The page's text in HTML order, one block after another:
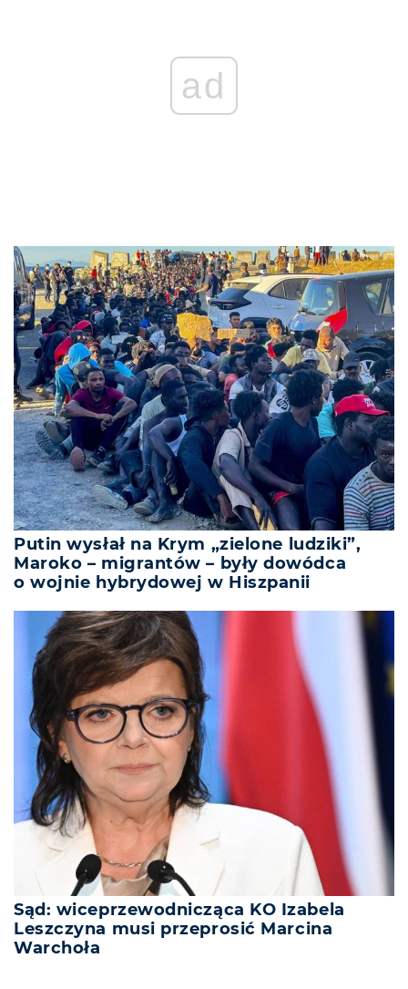
ad
Putin wysłał na Krym „zielone ludziki”,
Maroko – migrantów – były dowódca
o wojnie hybrydowej w Hiszpanii
Sąd: wiceprzewodnicząca KO Izabela
Leszczyna musi przeprosić Marcina
Warchoła